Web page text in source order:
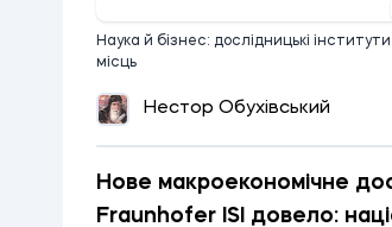
Наука й бізнес: дослідницькі
місць
Нестор Обухівський
Нове макроекономічне
Fraunhofer ISI довело: